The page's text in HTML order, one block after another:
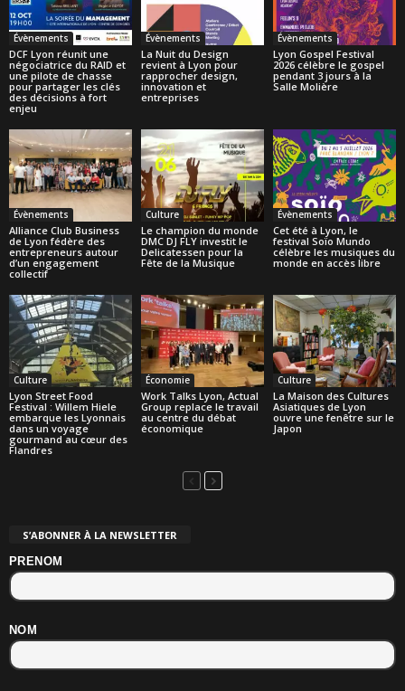
Évènements
DCF Lyon réunit une
négociatrice du RAID et
une pilote de chasse
pour partager les clés
des décisions à fort
enjeu
Évènements
La Nuit du Design
revient à Lyon pour
rapprocher design,
innovation et
entreprises
Évènements
Lyon Gospel Festival
2026 célèbre le gospel
pendant 3 jours à la
Salle Molière
Évènements
Alliance Club Business
de Lyon fédère des
entrepreneurs autour
d’un engagement
collectif
Culture
Le champion du monde
DMC DJ FLY investit le
Delicatessen pour la
Fête de la Musique
Évènements
Cet été à Lyon, le
festival Soïo Mundo
célèbre les musiques du
monde en accès libre
Culture
Lyon Street Food
Festival : Willem Hiele
embarque les Lyonnais
dans un voyage
gourmand au cœur des
Flandres
Économie
Work Talks Lyon, Actual
Group replace le travail
au centre du débat
économique
Culture
La Maison des Cultures
Asiatiques de Lyon
ouvre une fenêtre sur le
Japon
S’ABONNER À LA NEWSLETTER
PRENOM
NOM